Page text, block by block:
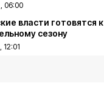
06:00
власти готовятся к
сезону
12:01